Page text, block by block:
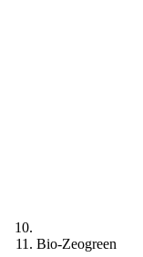
Bio-Zeogreen